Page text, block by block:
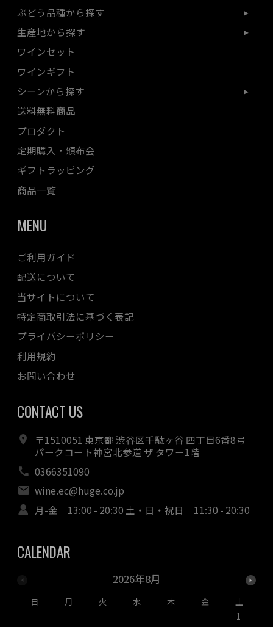
ぶどう品種から探す
生産地から探す
ワインセット
ワインギフト
シーンから探す
送料無料商品
プロダクト
定期購入・頒布会
ギフトラッピング
商品一覧
MENU
ご利用ガイド
配送について
当サイトについて
特定商取引法に基づく表記
プライバシーポリシー
利用規約
お問い合わせ
CONTACT US
〒1510051 東京都 渋谷区千駄ヶ谷 四丁目6番8号
パークコート神宮北参道 ザ タワー1階
0366351090
wine.ec@huge.co.jp
月-金 13:00 - 20:30 土・日・祝日 11:30 - 20:30
CALENDAR
2026年8月
日 月 火 水 木 金
土
1